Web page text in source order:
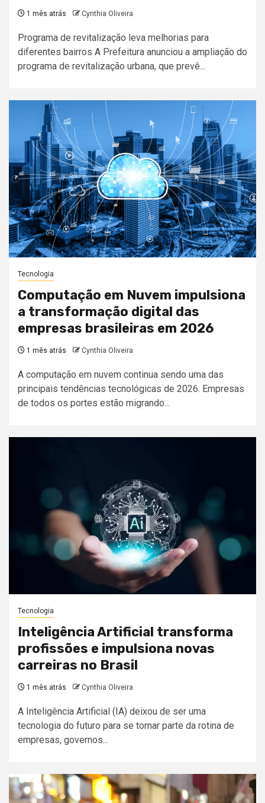
1 mês atrás Cynthia Oliveira
Programa de revitalização leva melhorias para
diferentes bairros A Prefeitura anunciou a ampliação do
programa de revitalização urbana, que prevê...
Tecnologia
Computação em Nuvem impulsiona
a transformação digital das
empresas brasileiras em 2026
1 mês atrás Cynthia Oliveira
A computação em nuvem continua sendo uma das
principais tendências tecnológicas de 2026. Empresas
de todos os portes estão migrando...
Tecnologia
Inteligência Artificial transforma
profissões e impulsiona novas
carreiras no Brasil
1 mês atrás Cynthia Oliveira
A Inteligência Artificial (IA) deixou de ser uma
tecnologia do futuro para se tornar parte da rotina de
empresas, governos...